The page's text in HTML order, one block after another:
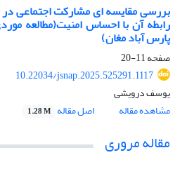
بررسی مقایسه ای مشارکت اجتماعی
رابطه آن با احساس امنیت(مطالعه
پارس آباد مغان)
صفحه11-20
10.22034/jsnap.2025.525291.1117
یوسف درویشی
مشاهده مقاله
اصل مقاله 1.28 M
مقاله مروری